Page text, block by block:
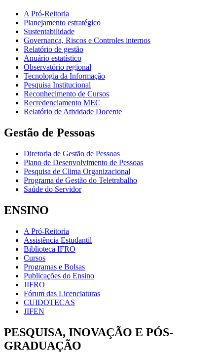
A Pró-Reitoria
Planejamento estratégico
Sustentabilidade
Governança, Riscos e Controles internos
Relatório de gestão
Anuário estatístico
Observatório regional
Tecnologia da Informação
Pesquisa Institucional
Reconhecimento de Cursos
Recredenciamento MEC
Relatório de Atividade Docente
Gestão de Pessoas
Diretoria de Gestão de Pessoas
Plano de Desenvolvimento de Pessoas
Pesquisa de Clima Organizacional
Programa de Gestão do Teletrabalho
Saúde do Servidor
ENSINO
A Pró-Reitoria
Assistência Estudantil
Biblioteca IFRO
Cursos
Programas e Bolsas
Publicações do Ensino
JIFRO
Fórum das Licenciaturas
CUIDOTECAS
JIFEN
PESQUISA, INOVAÇÃO E PÓS-
GRADUAÇÃO